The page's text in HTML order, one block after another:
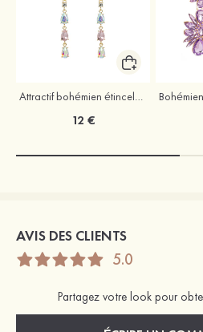
Attractif bohémien étincelant strass boucles d'oreilles
12 €
AVIS DES CLIENTS
5.0
Partagez votre look pour